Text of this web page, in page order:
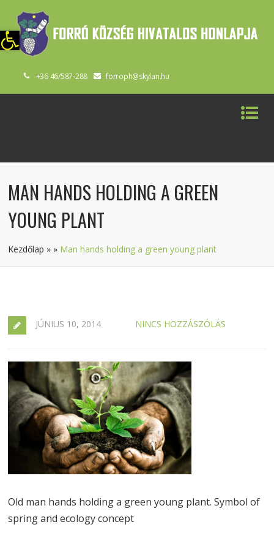
Eszköztár megnyitása
+36 46/587-288 forroph@skylan.hu
MAN HANDS HOLDING A GREEN
YOUNG PLANT
Kezdőlap » » Man hands holding a green young plant
JÚNIUS 10, 2014 NINCS HOZZÁSZÓLÁS
Old man hands holding a green young plant. Symbol of
spring and ecology concept